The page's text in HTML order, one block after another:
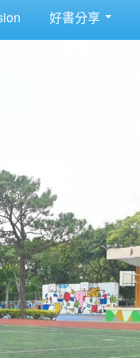
好書分享